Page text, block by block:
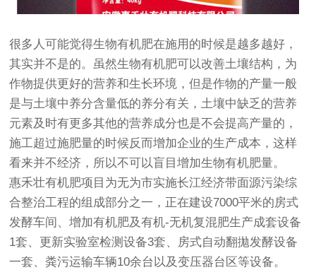
很多人可能觉得生物有机肥在施用的时候是越多越好，
其实并不是的。虽然生物有机肥可以改善土壤结构，为
作物提供更好的营养和生长环境，但是作物的产量一般
是与土壤中养分含量低的养分有关，土壤中缺乏的营养
元素及时有更多其他的营养成分也是不会提高产量的，
施工超过施肥量的时候反而增加企业的生产成本，这样
看来并不经济，所以不可以盲目增加生物有机肥量。
惠禾壮有机肥项目为无为市实施长江经济带面源污染综
合整治工程的组成部分之一，正在建设7000平米的房式
发酵车间、增加有机肥及有机-无机复混肥生产成套设备
1套、更新实验室检测设备3套、房式自动翻拋发酵设备
一套、粪污运输车辆10余台以及变压器台区等设备。